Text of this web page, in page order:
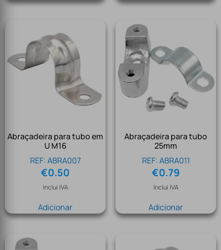
Abraçadeira para tubo em
U M16
REF: ABRA007
€0.50
Inclui IVA
Adicionar
Abraçadeira para tubo
25mm
REF: ABRA011
€0.79
Inclui IVA
Adicionar